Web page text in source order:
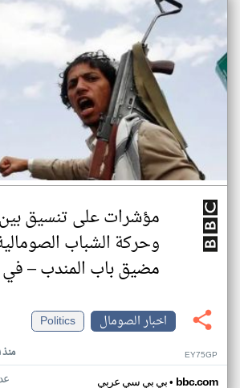
مؤشرات على تنسيق
وحركة الشباب
مضيق باب المندب – في
اخبار الصومال
Politics
منذ ٢١ يوم EY75GP
بي بي سي عربي• bbc.com عدد